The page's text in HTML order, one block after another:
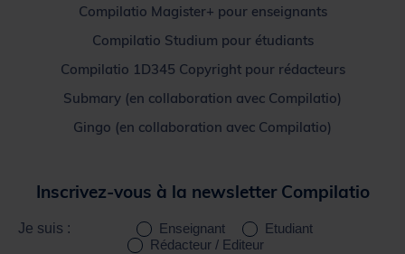
Compilatio Magister+ pour enseignants
Compilatio Studium pour étudiants
Compilatio 1D345 Copyright pour rédacteurs
Submary (en collaboration avec Compilatio)
Gingo (en collaboration avec Compilatio)
Inscrivez-vous à la newsletter Compilatio
Je suis : Enseignant
Etudiant
Rédacteur / Editeur